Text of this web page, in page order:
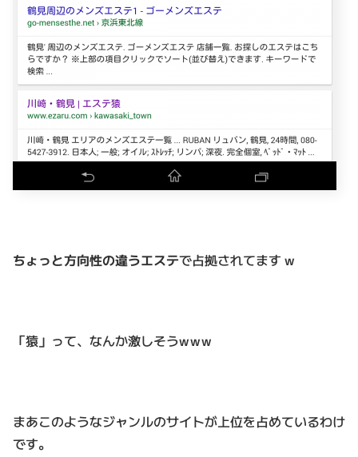
ちょっと方向性の違うエステで占拠されてます w
「猿」って、 なんか激しそうwww
まあこのようなジャンルのサイトが上位を占めているわけ
です。